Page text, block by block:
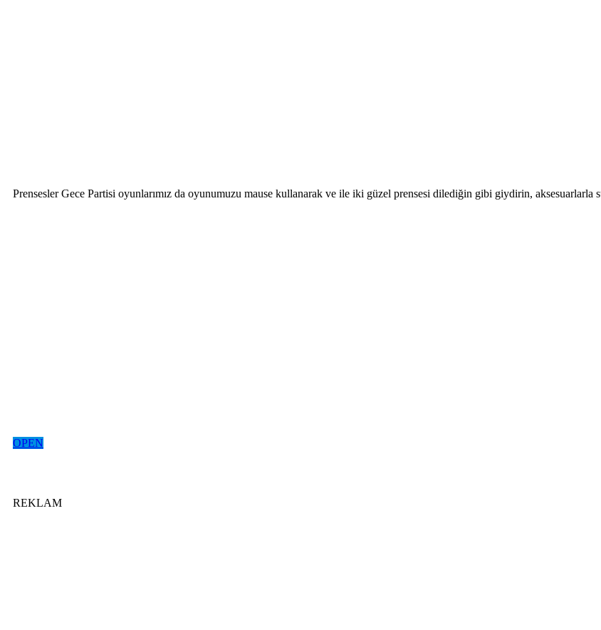
Prensesler Gece Partisi oyunlarımız da oyunumuzu mause kullanarak ve ile iki güzel prensesi dilediğin gibi giydirin, aksesuarlarla
OPEN
REKLAM